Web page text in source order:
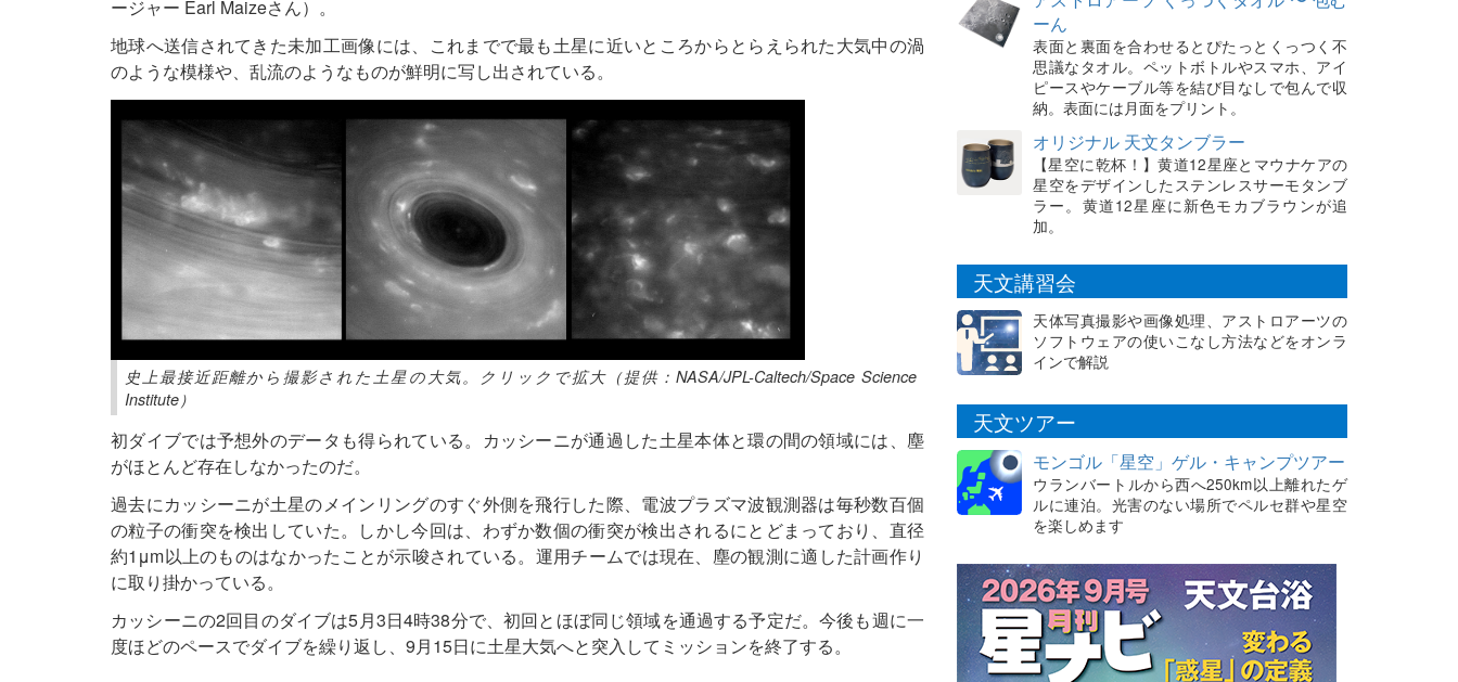
ージャー Earl Maizeさん）。
地球へ送信されてきた未加工画像には、これまでで最も土星に近いところからとらえられた大気中の渦
のような模様や、乱流のようなものが鮮明に写し出されている。
史上最接近距離から撮影された土星の大気。クリックで拡大（提供：NASA/JPL-Caltech/Space Science
Institute）
初ダイブでは予想外のデータも得られている。カッシーニが通過した土星本体と環の間の領域には、塵
がほとんど存在しなかったのだ。
過去にカッシーニが土星のメインリングのすぐ外側を飛行した際、電波プラズマ波観測器は毎秒数百個
の粒子の衝突を検出していた。しかし今回は、わずか数個の衝突が検出されるにとどまっており、直径
約1μm以上のものはなかったことが示唆されている。運用チームでは現在、塵の観測に適した計画作り
に取り掛かっている。
カッシーニの2回目のダイブは5月3日4時38分で、初回とほぼ同じ領域を通過する予定だ。今後も週に一
度ほどのペースでダイブを繰り返し、9月15日に土星大気へと突入してミッションを終了する。
ーん
表面と裏面を合わせるとぴたっとくっつく不
思議なタオル。ペットボトルやスマホ、アイ
ピースやケーブル等を結び目なしで包んで収
納。表面には月面をプリント。
オリジナル 天文タンブラー
【星空に乾杯！】黄道12星座とマウナケアの
星空をデザインしたステンレスサーモタンブ
ラー。黄道12星座に新色モカブラウンが追
加。
天文講習会
天体写真撮影や画像処理、アストロアーツの
ソフトウェアの使いこなし方法などをオンラ
インで解説
天文ツアー
モンゴル「星空」ゲル・キャンプツアー
ウランバートルから西へ250km以上離れたゲ
ルに連泊。光害のない場所でペルセ群や星空
を楽しめます